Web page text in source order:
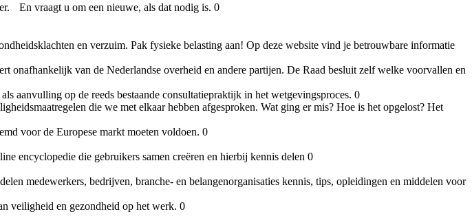
En vraagt u om een nieuwe, als dat nodig is. 0
en verzuim. Pak fysieke belasting aan! Op deze website vind je betrouwbare informatie
onafhankelijk van de Nederlandse overheid en andere partijen. De Raad besluit zelf welke voorvallen en
aanvulling op de reeds bestaande consultatiepraktijk in het wetgevingsproces. 0
die we met elkaar hebben afgesproken. Wat ging er mis? Hoe is het opgelost? Het
voor de Europese markt moeten voldoen. 0
encyclopedie die gebruikers samen creëren en hierbij kennis delen 0
medewerkers, bedrijven, branche- en belangenorganisaties kennis, tips, opleidingen en middelen voor
veiligheid en gezondheid op het werk. 0